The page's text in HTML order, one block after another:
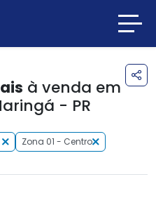
à venda em
- PR
Zona 01 - Centro